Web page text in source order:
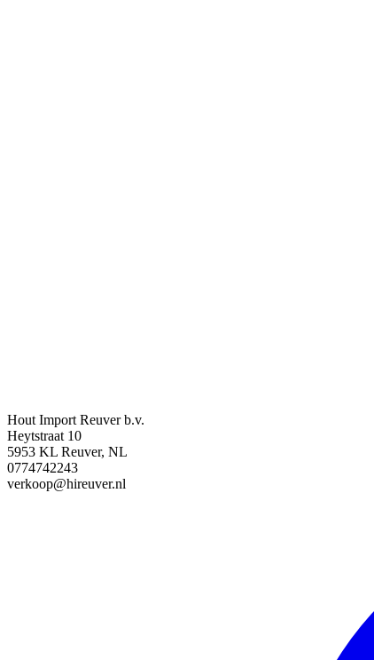
Hout Import Reuver b.v.
Heytstraat 10
5953 KL Reuver, NL
0774742243
verkoop@hireuver.nl